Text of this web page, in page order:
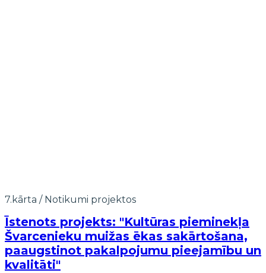
7.kārta / Notikumi projektos
Īstenots projekts: "Kultūras pieminekļa
Švarcenieku muižas ēkas sakārtošana,
paaugstinot pakalpojumu pieejamību un
kvalitāti"